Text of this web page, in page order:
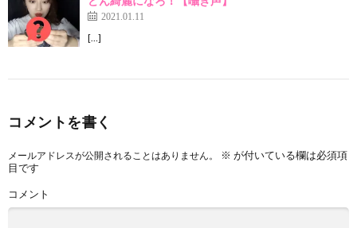
2021.01.11
[…]
コメントを書く
メールアドレスが公開されることはありません。 ※ が付いている欄は必須項
目です
コメント